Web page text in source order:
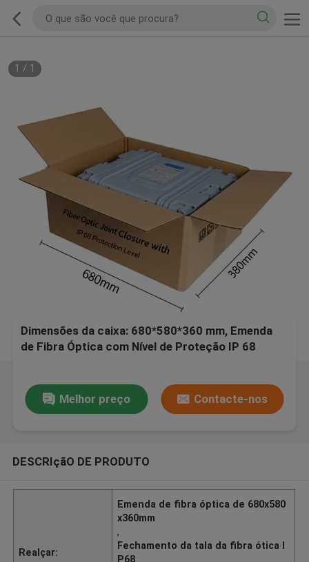
1 / 1
Dimensões da caixa: 680*580*360 mm, Emenda
de Fibra Óptica com Nível de Proteção IP 68
Melhor preço Contacte-nos
DESCRIçãO DE PRODUTO
Realçar:
Emenda de fibra óptica de 680x580
x360mm
,
Fechamento da tala da fibra ótica I
P68